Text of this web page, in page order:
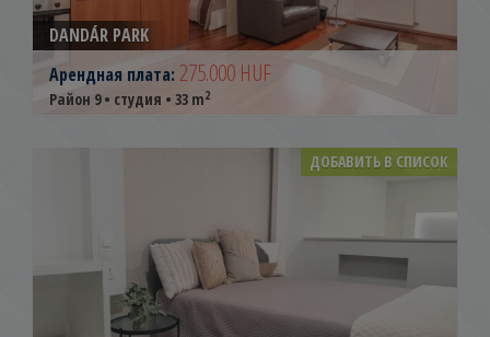
DANDÁR PARK
Арендная плата: 275.000 HUF
Район 9 • студия • 33 m2
ДОБАВИТЬ В СПИСОК